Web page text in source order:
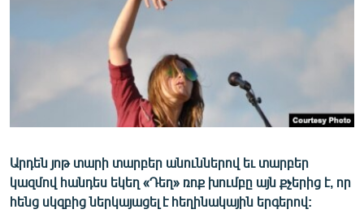
ՄԵԿՆԱԲԱՆՈՒԹՅՈՒՆ
ՏՏ ԵՒ ԻՆՏԵՐՆԵՏ
ԿՈՐՈՆԱՎԻՐՈՒՍ
ԱՐԽԻՎ
Արդեն յոթ տարի տարբեր անուններով եւ տարբեր
կազմով հանդես եկեղ «Դեղ» ռոք խումբը այն քչերից է, որ
հենց սկզբից ներկայացել է հեղինակային երգերով: